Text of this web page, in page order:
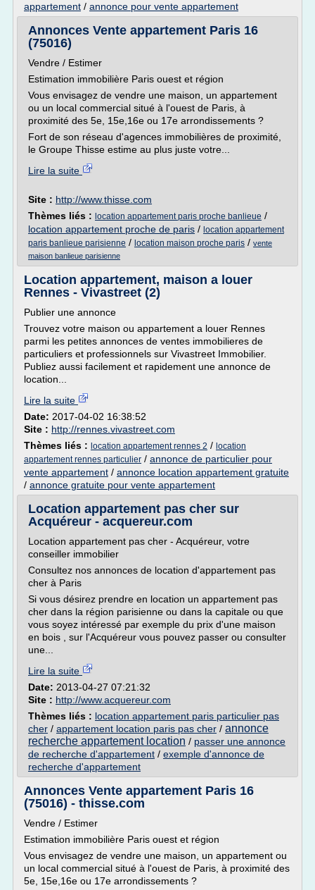
appartement / annonce pour vente appartement
Annonces Vente appartement Paris 16
(75016)
Vendre / Estimer
Estimation immobilière Paris ouest et région
Vous envisagez de vendre une maison, un appartement
ou un local commercial situé à l'ouest de Paris, à
proximité des 5e, 15e,16e ou 17e arrondissements ?
Fort de son réseau d'agences immobilières de proximité,
le Groupe Thisse estime au plus juste votre...
Lire la suite
Site : http://www.thisse.com
Thèmes liés : location appartement paris proche banlieue /
location appartement proche de paris / location appartement
paris banlieue parisienne / location maison proche paris / vente
maison banlieue parisienne
Location appartement, maison a louer
Rennes - Vivastreet (2)
Publier une annonce
Trouvez votre maison ou appartement a louer Rennes
parmi les petites annonces de ventes immobilieres de
particuliers et professionnels sur Vivastreet Immobilier.
Publiez aussi facilement et rapidement une annonce de
location...
Lire la suite
Date: 2017-04-02 16:38:52
Site : http://rennes.vivastreet.com
Thèmes liés : location appartement rennes 2 / location
appartement rennes particulier / annonce de particulier pour
vente appartement / annonce location appartement gratuite
/ annonce gratuite pour vente appartement
Location appartement pas cher sur
Acquéreur - acquereur.com
Location appartement pas cher - Acquéreur, votre
conseiller immobilier
Consultez nos annonces de location d'appartement pas
cher à Paris
Si vous désirez prendre en location un appartement pas
cher dans la région parisienne ou dans la capitale ou que
vous soyez intéressé par exemple du prix d'une maison
en bois , sur l'Acquéreur vous pouvez passer ou consulter
une...
Lire la suite
Date: 2013-04-27 07:21:32
Site : http://www.acquereur.com
Thèmes liés : location appartement paris particulier pas
cher / appartement location paris pas cher / annonce
recherche appartement location / passer une annonce
de recherche d'appartement / exemple d'annonce de
recherche d'appartement
Annonces Vente appartement Paris 16
(75016) - thisse.com
Vendre / Estimer
Estimation immobilière Paris ouest et région
Vous envisagez de vendre une maison, un appartement ou
un local commercial situé à l'ouest de Paris, à proximité des
5e, 15e,16e ou 17e arrondissements ?